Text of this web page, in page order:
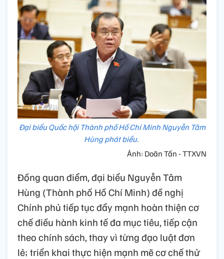
Đại biểu Quốc hội Thành phố Hồ Chí Minh Nguyễn Tâm
Hùng phát biểu.
Ảnh: Doãn Tấn - TTXVN
Đồng quan điểm, đại biểu Nguyễn Tâm
Hùng (Thành phố Hồ Chí Minh) đề nghị
Chính phủ tiếp tục đẩy mạnh hoàn thiện cơ
chế điều hành kinh tế đa mục tiêu, tiếp cận
theo chính sách, thay vì từng đạo luật đơn
lẻ; triển khai thực hiện mạnh mẽ cơ chế thử